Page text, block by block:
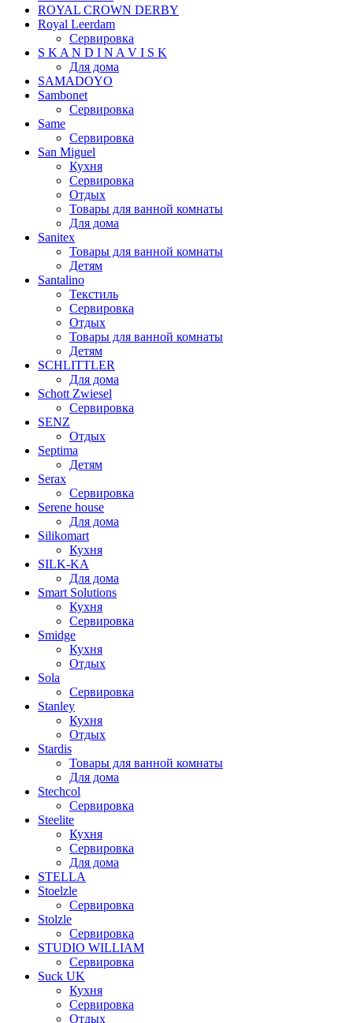
ROYAL CROWN DERBY
Royal Leerdam
Сервировка
S K A N D I N A V I S K
Для дома
SAMADOYO
Sambonet
Сервировка
Same
Сервировка
San Miguel
Кухня
Сервировка
Отдых
Товары для ванной комнаты
Для дома
Sanitex
Товары для ванной комнаты
Детям
Santalino
Текстиль
Сервировка
Отдых
Товары для ванной комнаты
Детям
SCHLITTLER
Для дома
Schott Zwiesel
Сервировка
SENZ
Отдых
Septima
Детям
Serax
Сервировка
Serene house
Для дома
Silikomart
Кухня
SILK-KA
Для дома
Smart Solutions
Кухня
Сервировка
Smidge
Кухня
Отдых
Sola
Сервировка
Stanley
Кухня
Отдых
Stardis
Товары для ванной комнаты
Для дома
Stechcol
Сервировка
Steelite
Кухня
Сервировка
Для дома
STELLA
Stoelzle
Сервировка
Stolzle
Сервировка
STUDIO WILLIAM
Сервировка
Suck UK
Кухня
Сервировка
Отдых